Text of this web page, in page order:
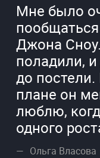
Мне было
Джона
поладили,
до
плане он
люблю,
одного
Ольга Власова